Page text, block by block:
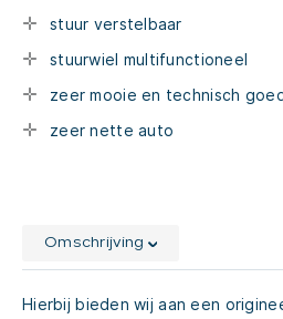
stuur verstelbaar
stuurwiel multifunctioneel
zeer mooie en technisch
zeer nette auto
Omschrijving
Hierbij bieden wij aan een